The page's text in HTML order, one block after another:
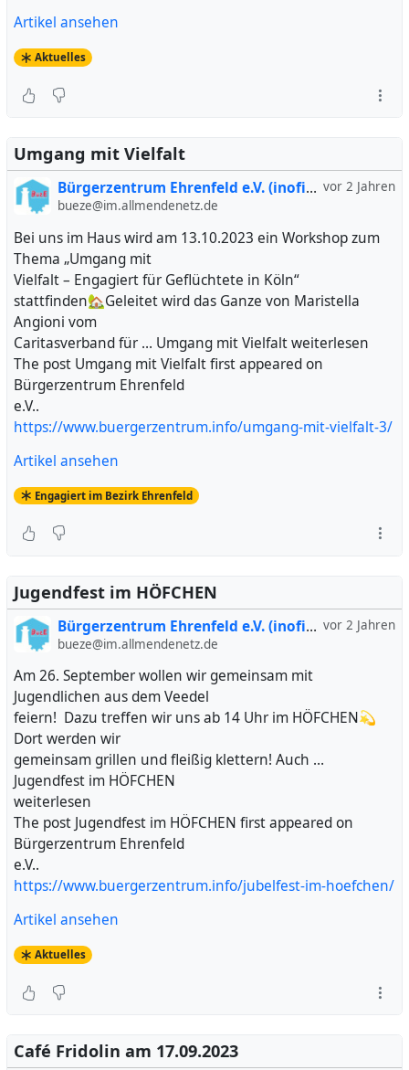
Artikel ansehen
Aktuelles
Umgang mit Vielfalt
vor 2 Jahren
Bürgerzentrum Ehrenfeld e.V. (inofiziell)
bueze@im.allmendenetz.de
Bei uns im Haus wird am 13.10.2023 ein Workshop zum
Thema „Umgang mit
Vielfalt – Engagiert für Geflüchtete in Köln“
stattfinden🏡Geleitet wird das Ganze von Maristella
Angioni vom
Caritasverband für … Umgang mit Vielfalt weiterlesen
The post Umgang mit Vielfalt first appeared on
Bürgerzentrum Ehrenfeld
e.V..
https://www.buergerzentrum.info/umgang-mit-vielfalt-3/
Artikel ansehen
Engagiert im Bezirk Ehrenfeld
Jugendfest im HÖFCHEN
vor 2 Jahren
Bürgerzentrum Ehrenfeld e.V. (inofiziell)
bueze@im.allmendenetz.de
Am 26. September wollen wir gemeinsam mit
Jugendlichen aus dem Veedel
feiern! Dazu treffen wir uns ab 14 Uhr im HÖFCHEN💫
Dort werden wir
gemeinsam grillen und fleißig klettern! Auch …
Jugendfest im HÖFCHEN
weiterlesen
The post Jugendfest im HÖFCHEN first appeared on
Bürgerzentrum Ehrenfeld
e.V..
https://www.buergerzentrum.info/jubelfest-im-hoefchen/
Artikel ansehen
Aktuelles
Café Fridolin am 17.09.2023